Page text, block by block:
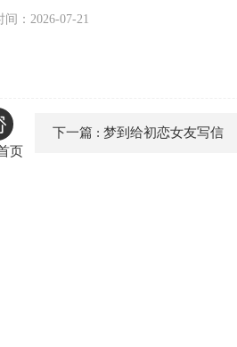
间：2026-07-21
页
下一篇 : 梦到给初恋女友写信